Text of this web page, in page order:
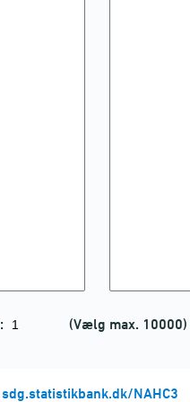
(Vælg max. 10000)
sdg.statistikbank.dk/NAHC3